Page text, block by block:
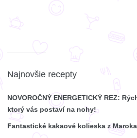
Najnovšie recepty
NOVOROČNÝ ENERGETICKÝ REZ:
ktorý vás postaví na nohy!
Fantastické kakaové kolieska z